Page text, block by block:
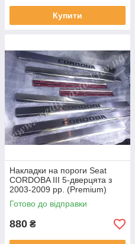
Купити
Накладки на пороги Seat
CORDOBA III 5-дверцята з
2003-2009 рр. (Premium)
Готово до відправки
880 ₴